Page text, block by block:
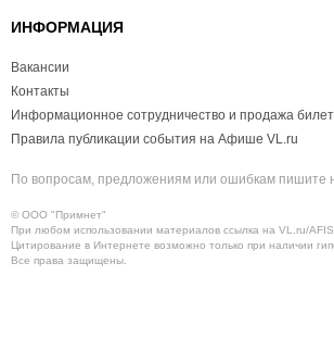
ИНФОРМАЦИЯ
Вакансии
Контакты
Информационное сотрудничество и продажа
Правила публикации события на Афише VL.ru
По вопросам, предложениям или ошибкам пишите
© ООО "Примнет"
При любом использовании материалов ссылка на VL.ru/
Цитирование в Интернете возможно только при наличии
Все права защищены.